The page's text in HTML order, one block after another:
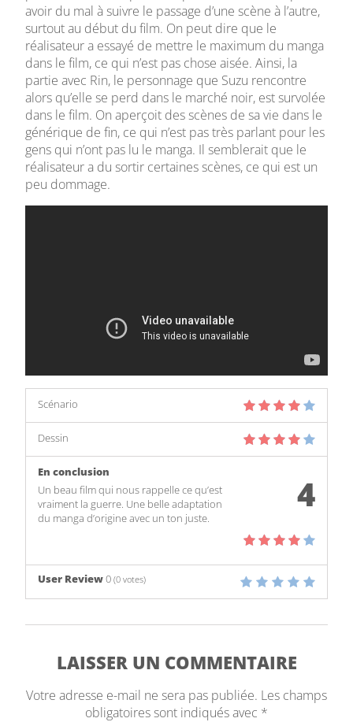
avoir du mal à suivre le passage d’une scène à l’autre,
surtout au début du film. On peut dire que le
réalisateur a essayé de mettre le maximum du manga
dans le film, ce qui n’est pas chose aisée. Ainsi, la
partie avec Rin, le personnage que Suzu rencontre
alors qu’elle se perd dans le marché noir, est survolée
dans le film. On aperçoit des scènes de sa vie dans le
générique de fin, ce qui n’est pas très parlant pour les
gens qui n’ont pas lu le manga. Il semblerait que le
réalisateur a du sortir certaines scènes, ce qui est un
peu dommage.
Scénario
Dessin
4
En conclusion
Un beau film qui nous rappelle ce qu’est
vraiment la guerre. Une belle adaptation
du manga d’origine avec un ton juste.
User Review0 (0 votes)
LAISSER UN COMMENTAIRE
Votre adresse e-mail ne sera pas publiée. Les champs
obligatoires sont indiqués avec *